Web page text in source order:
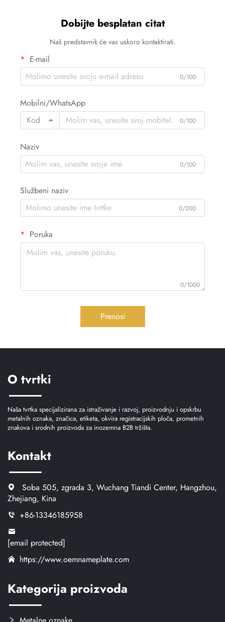
Dobijte besplatan citat
Naš predstavnik će vas uskoro kontaktirati.
E-mail
0/100
Mobilni/WhatsApp
Kod
0/100
Naziv
0/100
Službeni naziv
0/200
Poruka
0/1000
Prenosi
O tvrtki
Naša tvrtka specijalizirana za istraživanje i razvoj, proizvodnju i opskrbu
metalnih oznaka, značica, etiketa, okvira registracijskih ploča, prometnih
znakova i srodnih proizvoda za inozemna B2B tržišta.
Kontakt
Soba 505, zgrada 3, Wuchang Tiandi Center, Hangzhou,
Zhejiang, Kina
+86-13346185958
[email protected]
https://www.oemnameplate.com
Kategorija proizvoda